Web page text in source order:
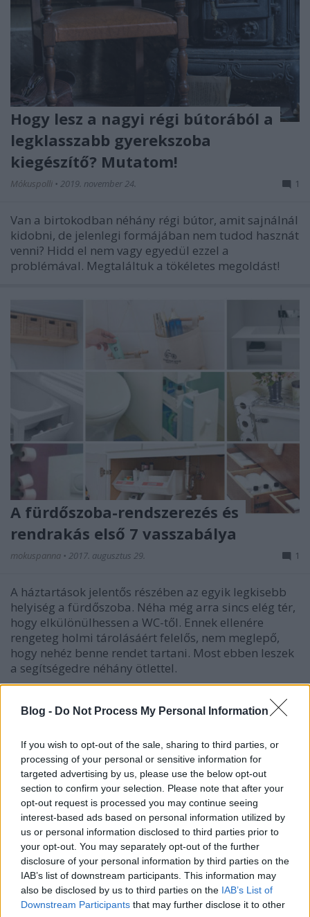
Blog - Do Not Process My Personal Information
If you wish to opt-out of the sale, sharing to third parties, or
processing of your personal or sensitive information for
targeted advertising by us, please use the below opt-out
section to confirm your selection. Please note that after your
opt-out request is processed you may continue seeing
interest-based ads based on personal information utilized by
us or personal information disclosed to third parties prior to
your opt-out. You may separately opt-out of the further
disclosure of your personal information by third parties on the
IAB’s list of downstream participants. This information may
also be disclosed by us to third parties on the IAB’s List of
Downstream Participants that may further disclose it to other
Hogy lesz a nagyi régi bútorából a
legklasszabb gyerekszoba
kiegészítő? Mutatom!
Mókuspolli • 2019. november 24. 1
Van a birtokodban néhány régi bútor, amit sajnálnál
kidobni, de jelenlegi formájában nem tudod hasznát
venni? Hidd el nem vagy egyedül ezzel a
problémával. Megtaláltuk a tökéletes megoldást!
A fürdőszoba-rendszerezés és
rendrakás első 7 vasszabálya
mokuspanna • 2017. augusztus 29. 1
A háztartások jelentős részében az egyik legkisebb
helyiség a fürdőszoba. Néha még arra sincs elég tér,
hogy elkülönülhessen a WC-től. Ennek ellenére
rengeteg holmi tárolásáért felelős, nem meglepő,
hogy nehéz benne rendet tartani. Most ebben leszek
a segítségedre néhány ötlettel.